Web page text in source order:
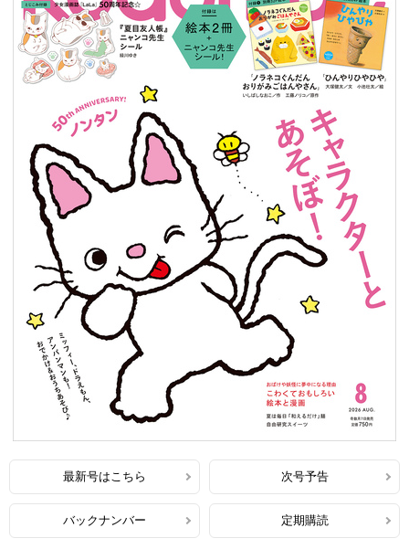
最新号はこちら 次号予告
バックナンバー 定期購読